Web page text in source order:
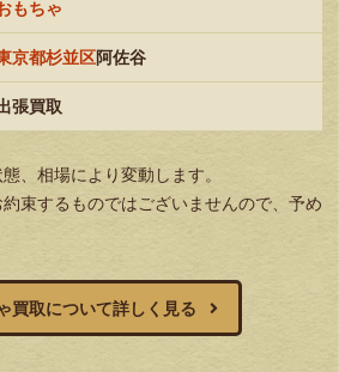
もちゃ
京都杉並区阿佐谷
張買取
、相場により変動します。
束するものではございませんので、予め
買取について詳しく見る